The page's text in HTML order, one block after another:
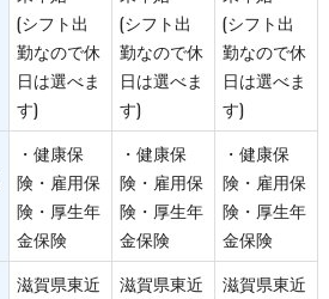
(シフト出
勤なので休
日は選べま
す)
(シフト出
勤なので休
日は選べま
す)
(シフト出
勤なので休
日は選べま
す)
・健康保
険・雇用保
険・厚生年
金保険
・健康保
険・雇用保
険・厚生年
金保険
・健康保
険・雇用保
険・厚生年
金保険
滋賀県東近
滋賀県東近
滋賀県東近